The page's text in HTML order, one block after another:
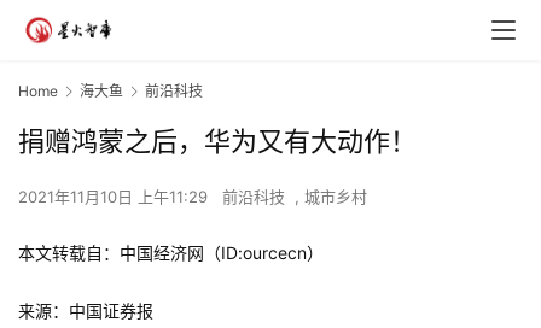
Home 海大鱼 前沿科技
捐赠鸿蒙之后，华为又有大动作！
2021年11月10日 上午11:29 前沿科技 , 城市乡村
本文转载自：中国经济网（ID:ourcecn）
来源：中国证券报